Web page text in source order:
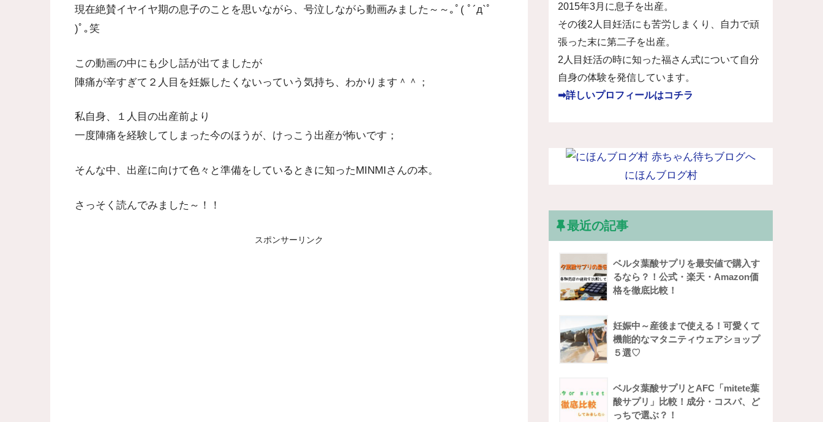
現在絶賛イヤイヤ期の息子のことを思いながら、号泣しながら動画みました～～｡ﾟ( ﾟ´д`ﾟ
)ﾟ｡笑
この動画の中にも少し話が出てましたが
陣痛が辛すぎて２人目を妊娠したくないっていう気持ち、わかります＾＾；
私自身、１人目の出産前より
一度陣痛を経験してしまった今のほうが、けっこう出産が怖いです；
そんな中、出産に向けて色々と準備をしているときに知ったMINMIさんの本。
さっそく読んでみました～！！
スポンサーリンク
2015年3月に息子を出産。
その後2人目妊活にも苦労しまくり、自力で頑
張った末に第二子を出産。
2人目妊活の時に知った福さん式について自分
自身の体験を発信しています。
➡詳しいプロフィールはコチラ
にほんブログ村
最近の記事
ベルタ葉酸サプリを最安値で購入す
るなら？！公式・楽天・Amazon価
格を徹底比較！
妊娠中～産後まで使える！可愛くて
機能的なマタニティウェアショップ
５選♡
ベルタ葉酸サプリとAFC「mitete葉
酸サプリ」比較！成分・コスパ、ど
っちで選ぶ？！